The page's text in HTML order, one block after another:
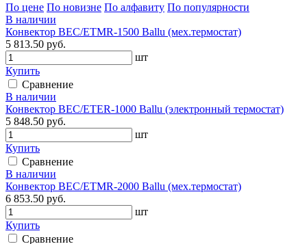
По цене По новизне По алфавиту По популярности
В наличии
Конвектор BEC/ETMR-1500 Ballu (мех.термостат)
5 813.50 руб.
шт
Купить
Сравнение
В наличии
Конвектор BEC/ETER-1000 Ballu (электронный термостат)
5 848.50 руб.
шт
Купить
Сравнение
В наличии
Конвектор BEC/ETMR-2000 Ballu (мех.термостат)
6 853.50 руб.
шт
Купить
Сравнение